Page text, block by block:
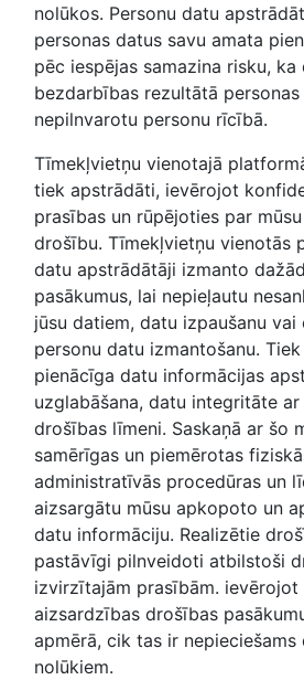
nolūkos. Personu datu
personas datus savu amata
pēc iespējas samazina risku,
bezdarbības rezultātā
nepilnvarotu personu rīcībā.
Tīmekļvietņu vienotajā
tiek apstrādāti, ievērojot
prasības un rūpējoties par
drošību. Tīmekļvietņu vienotās
datu apstrādātāji izmanto
pasākumus, lai nepieļautu
jūsu datiem, datu izpaušanu
personu datu izmantošanu.
pienācīga datu informācijas
uzglabāšana, datu integritāte
drošības līmeni. Saskaņā ar šo
samērīgas un piemērotas
administratīvās procedūras un
aizsargātu mūsu apkopoto un
datu informāciju. Realizētie
pastāvīgi pilnveidoti atbilstoši
izvirzītajām prasībām.
aizsardzības drošības
apmērā, cik tas ir
nolūkiem.